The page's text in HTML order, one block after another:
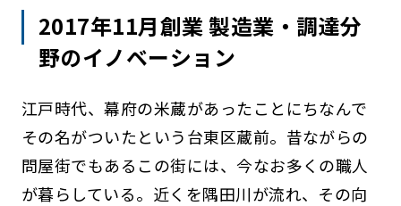
2017年11月創業 製造業・調達分
野のイノベーション
江戸時代、幕府の米蔵があったことにちなんで
その名がついたという台東区蔵前。昔ながらの
問屋街でもあるこの街には、今なお多くの職人
が暮らしている。近くを隅田川が流れ、その向